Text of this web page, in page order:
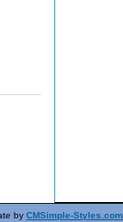
by CMSimple-Styles.com